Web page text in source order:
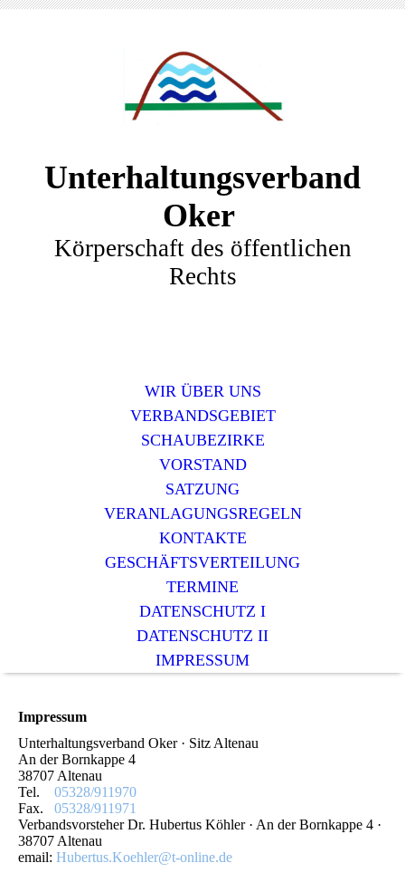
Unterhaltungsverband
Oker
Körperschaft des öffentlichen
Rechts
WIR ÜBER UNS
VERBANDSGEBIET
SCHAUBEZIRKE
VORSTAND
SATZUNG
VERANLAGUNGSREGELN
KONTAKTE
GESCHÄFTSVERTEILUNG
TERMINE
DATENSCHUTZ I
DATENSCHUTZ II
IMPRESSUM
Impressum
Unterhaltungsverband Oker · Sitz Altenau
An der Bornkappe 4
38707 Altenau
Tel. 05328/911970
Fax. 05328/911971
Verbandsvorsteher Dr. Hubertus Köhler · An der Bornkappe 4 ·
38707 Altenau
email: Hubertus.Koehler@t-online.de